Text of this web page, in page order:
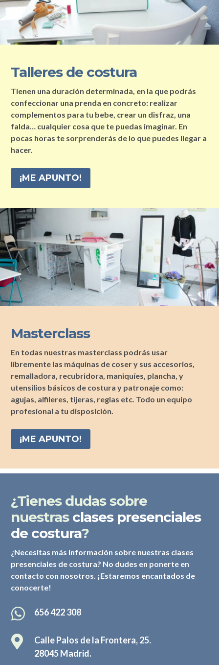
Talleres de costura
Tienen una duración determinada, en la que podrás
confeccionar una prenda en concreto: realizar
complementos para tu bebe, crear un disfraz, una
falda… cualquier cosa que te puedas imaginar. En
pocas horas te sorprenderás de lo que puedes llegar a
hacer.
¡ME APUNTO!
Masterclass
En todas nuestras masterclass podrás usar
libremente las máquinas de coser y sus accesorios,
remalladora, recubridora, maniquíes, plancha, y
utensilios básicos de costura y patronaje como:
agujas, alfileres, tijeras, reglas etc. Todo un equipo
profesional a tu disposición.
¡ME APUNTO!
¿Tienes dudas sobre
nuestras clases presenciales
de costura?
¿Necesitas más información sobre nuestras clases
presenciales de costura? No dudes en ponerte en
contacto con nosotros. ¡Estaremos encantados de
conocerte!
 656 422 308

Calle Palos de la Frontera, 25.
28045 Madrid.